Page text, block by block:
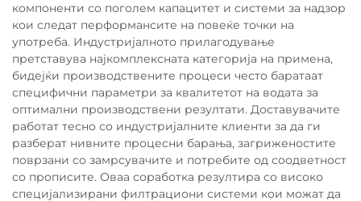
компоненти со поголем капацитет и системи за надзор
кои следат перформансите на повеќе точки на
употреба. Индустријалното прилагодување
претставува најкомплексната категорија на примена,
бидејќи производствените процеси често баратаат
специфични параметри за квалитетот на водата за
оптимални производствени резултати. Доставувачите
работат тесно со индустријалните клиенти за да ги
разберат нивните процесни барања, загриженостите
поврзани со замрсувачите и потребите од соодветност
со прописите. Оваа соработка резултира со високо
специјализирани филтрациони системи кои можат да